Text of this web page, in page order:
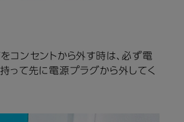
コンセントから外す時は、必ず電
って先に電源プラグから外してく